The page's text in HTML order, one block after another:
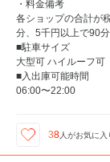
・料金備考
各ショップの合計が
分、5千円以上で90分
■駐車サイズ
大型可 ハイルーフ可
■入出庫可能時間
06:00〜22:00
38 人がお気に入